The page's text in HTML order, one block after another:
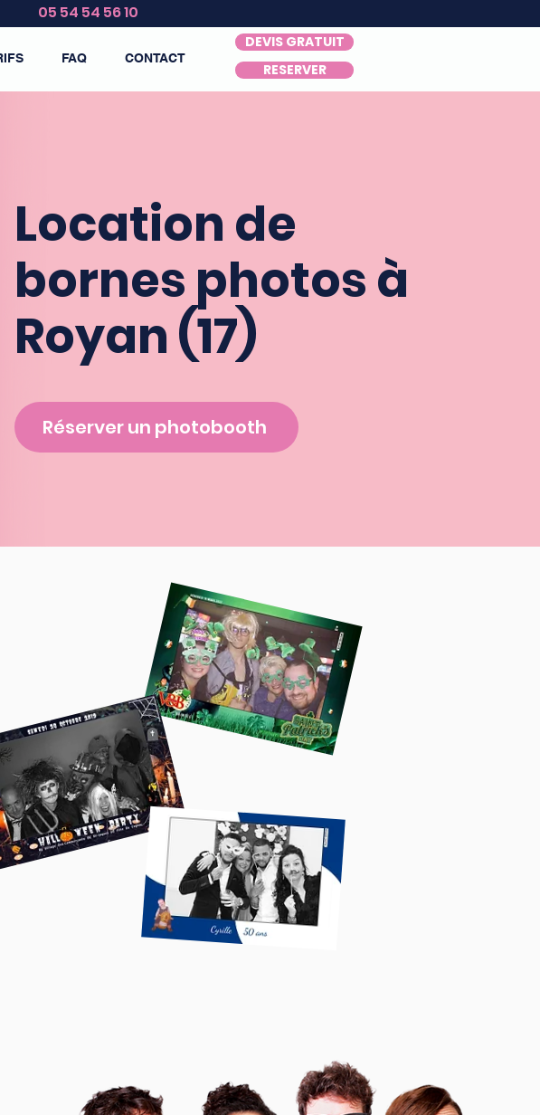
05 54 54 56 10
FAQ CONTACT
DEVIS GRATUIT
RESERVER
Location de
bornes photos à
Royan (17)
Réserver un photobooth